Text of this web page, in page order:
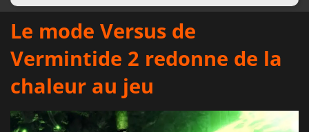
LOGICIELS
SE CONNECTER OU S'INSCRIRE
Le mode Versus de
Vermintide 2 redonne de la
chaleur au jeu